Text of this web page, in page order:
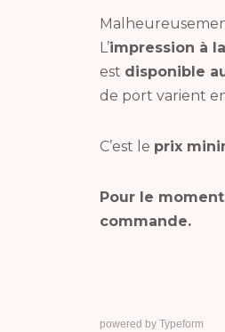
L’impression à
est disponible
de port varient
C’est le prix
Pour le
commande.
powered by Typeform